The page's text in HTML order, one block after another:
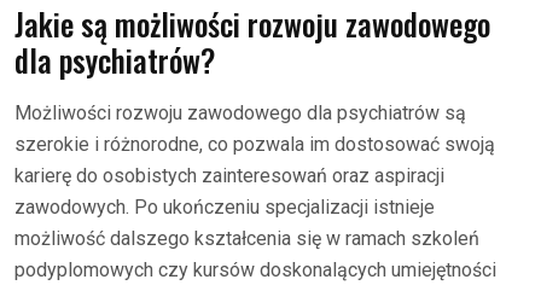
Jakie są możliwości rozwoju zawodowego
dla psychiatrów?
Możliwości rozwoju zawodowego dla psychiatrów są
szerokie i różnorodne, co pozwala im dostosować swoją
karierę do osobistych zainteresowań oraz aspiracji
zawodowych. Po ukończeniu specjalizacji istnieje
możliwość dalszego kształcenia się w ramach szkoleń
podyplomowych czy kursów doskonalących umiejętności